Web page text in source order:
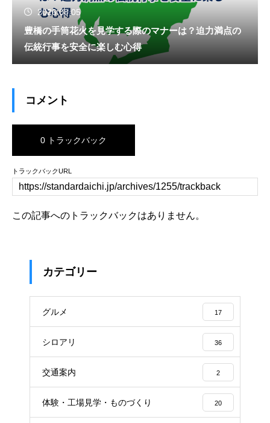
2026.08.05
豊橋の手筒花火を見学する際のマナーは？迫力満点の
伝統行事を安全に楽しむ心得
コメント
0 トラックバック
トラックバックURL
この記事へのトラックバックはありません。
カテゴリー
グルメ 17
シロアリ 36
交通案内 2
体験・工場見学・ものづくり 20